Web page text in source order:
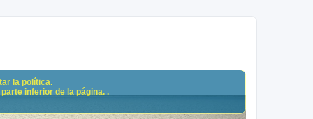
la política.
inferior de la página. .